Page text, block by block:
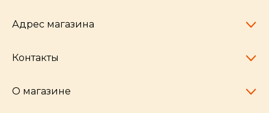
Адрес магазина
Челябинск,
Контакты
pocherkartshop@mail.ru
О магазине